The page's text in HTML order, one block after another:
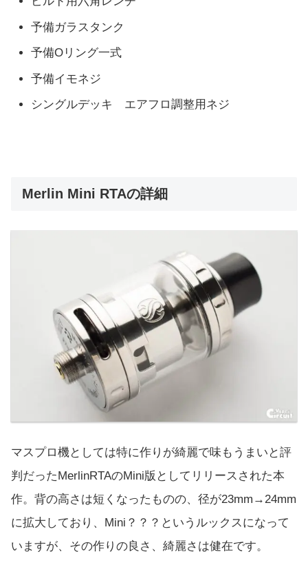
予備ガラスタンク
予備Oリング一式
予備イモネジ
シングルデッキ エアフロ調整用ネジ
Merlin Mini RTAの詳細
マスプロ機としては特に作りが綺麗で味もうまいと評
判だったMerlinRTAのMini版としてリリースされた本
作。背の高さは短くなったものの、径が23mm→24mm
に拡大しており、Mini？？？というルックスになって
いますが、その作りの良さ、綺麗さは健在です。